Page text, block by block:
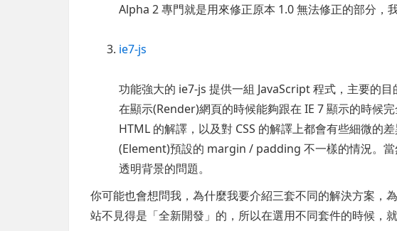
Alpha 2 專門就是用來修正原本 1.0 無法修正的部分，
ie7-js
功能強大的 ie7-js 提供一組 JavaScript 程式，主要的目
在顯示(Render)網頁的時候能夠跟在 IE 7 顯示的時候
HTML 的解譯，以及對 CSS 的解譯上都會有些細微的
(Element)預設的 margin / padding 不一樣的情況。當
透明背景的問題。
你可能也會想問我，為什麼我要介紹三套不同的解決方案，
站不見得是「全新開發」的，所以在選用不同套件的時候，